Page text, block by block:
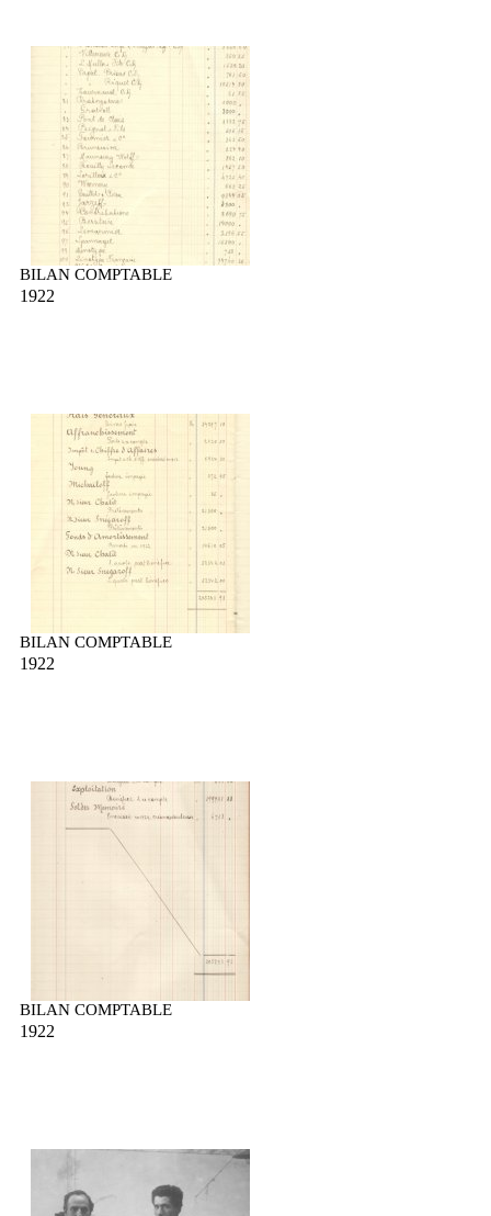
BILAN COMPTABLE
1922
BILAN COMPTABLE
1922
BILAN COMPTABLE
1922